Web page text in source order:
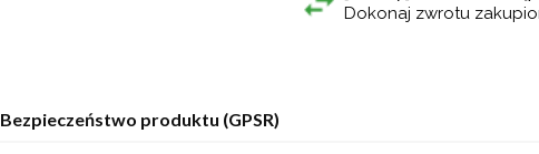
Dokonaj zwrotu
Bezpieczeństwo produktu (GPSR)